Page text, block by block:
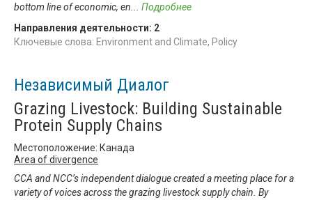
bottom line of economic, en
Подробнее
Направления деятельности: 2
Ключевые слова: Environment and Climate, Policy
Независимый Диалог
Grazing Livestock: Building Sustainable
Protein Supply Chains
Местоположение: Канада
Area of divergence
CCA and NCC’s independent dialogue created a meeting place for a
variety of voices across the grazing livestock supply chain. By